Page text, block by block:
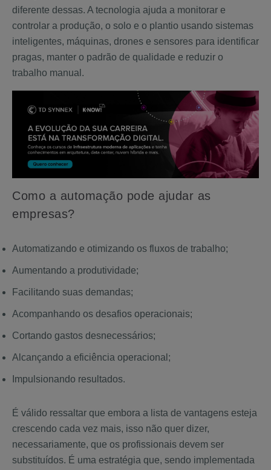
diferente dessas. A tecnologia ajuda a monitorar e
controlar a produção, o solo e o plantio usando sistemas
inteligentes, máquinas, drones e sensores para identificar
pragas, manter o padrão de qualidade e reduzir o
trabalho manual.
Como a automação pode ajudar as
empresas?
Automatizando e otimizando os fluxos de trabalho;
Aumentando a produtividade;
Facilitando suas demandas;
Acompanhando os desafios operacionais;
Cortando gastos desnecessários;
Alcançando a eficiência operacional;
Impulsionando resultados.
É válido ressaltar que embora a lista de vantagens esteja
crescendo cada vez mais, isso não quer dizer,
necessariamente, que os profissionais devem ser
substituídos. É uma estratégia que, sendo implementada